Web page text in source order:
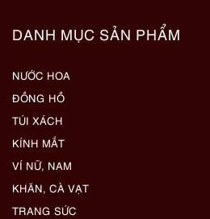
DANH MỤC SẢN PHẨM
NƯỚC HOA
ĐỒNG HỒ
TÚI XÁCH
KÍNH MẮT
VÍ NỮ, NAM
KHĂN, CÀ VẠT
TRANG SỨC